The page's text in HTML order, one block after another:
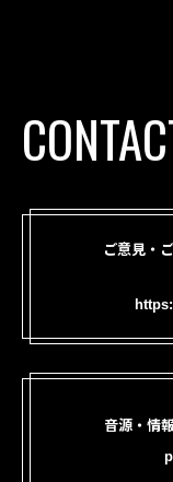
ご意見・
音源・情